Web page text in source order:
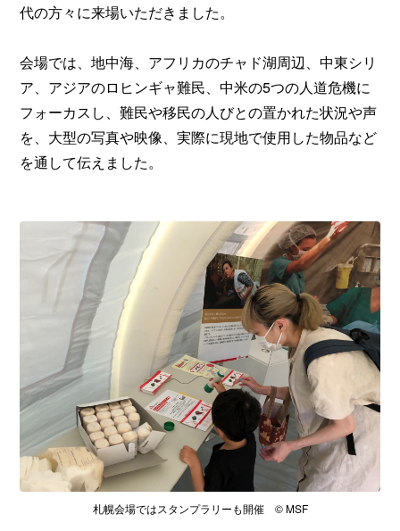
代の方々に来場いただきました。
会場では、地中海、アフリカのチャド湖周辺、中東シリ
ア、アジアのロヒンギャ難民、中米の5つの人道危機に
フォーカスし、難民や移民の人びとの置かれた状況や声
を、大型の写真や映像、実際に現地で使用した物品など
を通して伝えました。
札幌会場ではスタンプラリーも開催 © MSF